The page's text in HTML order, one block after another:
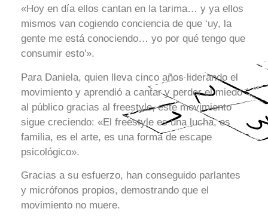
«Hoy en día ellos cantan en la tarima… y ya ellos
mismos van cogiendo conciencia de que ‘uy, la
gente me está conociendo… yo por qué tengo que
consumir esto'».
Para Daniela, quien lleva cinco años liderando el
movimiento y aprendió a cantar y perder el miedo
al público gracias al freestyle, este movimiento
sigue creciendo: «El freestyle es una lucha, es
familia, es el arte, es una forma de escape
psicológico».
Gracias a su esfuerzo, han conseguido parlantes
y micrófonos propios, demostrando que el
movimiento no muere.